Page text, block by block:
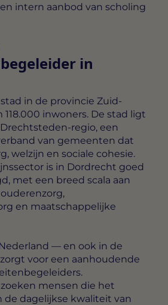
intern aanbod van scholing
in
in de provincie Zuid-
inwoners. De stad ligt
regio, een
van gemeenten dat
welzijn en sociale cohesie.
is in Dordrecht goed
met een breed scala aan
en maatschappelijke
— en ook in de
voor een aanhoudende
mensen die het
de dagelijkse kwaliteit van